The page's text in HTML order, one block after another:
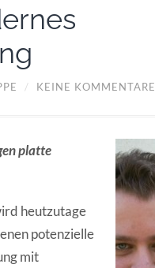
/ KEINE KOMMENTARE
platte
heutzutage
potenzielle
mit